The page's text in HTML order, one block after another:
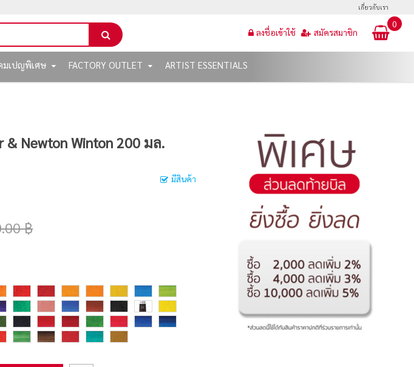
เกี่ยวกับเรา
0
ลงชื่อเข้าใช้ สมัครสมาชิก
มเปญพิเศษ FACTORY OUTLET
ARTIST ESSENTIALS
& Newton Winton 200 มล.
มีสินค้า
฿